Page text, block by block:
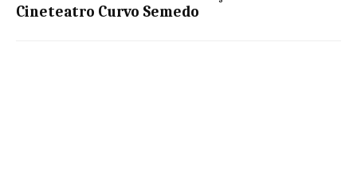
Cineteatro Curvo Semedo